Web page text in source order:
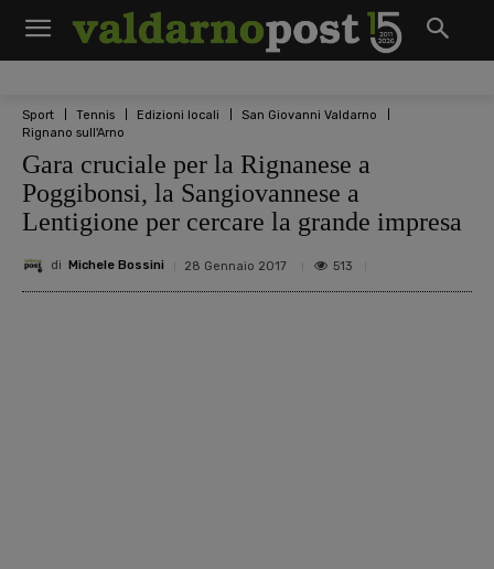
Sport Tennis Edizioni locali
San Giovanni Valdarno
Rignano sull'Arno
Gara cruciale per la Rignanese a
Poggibonsi, la Sangiovannese a
Lentigione per cercare la grande impresa
di Michele Bossini 28 Gennaio 2017 513